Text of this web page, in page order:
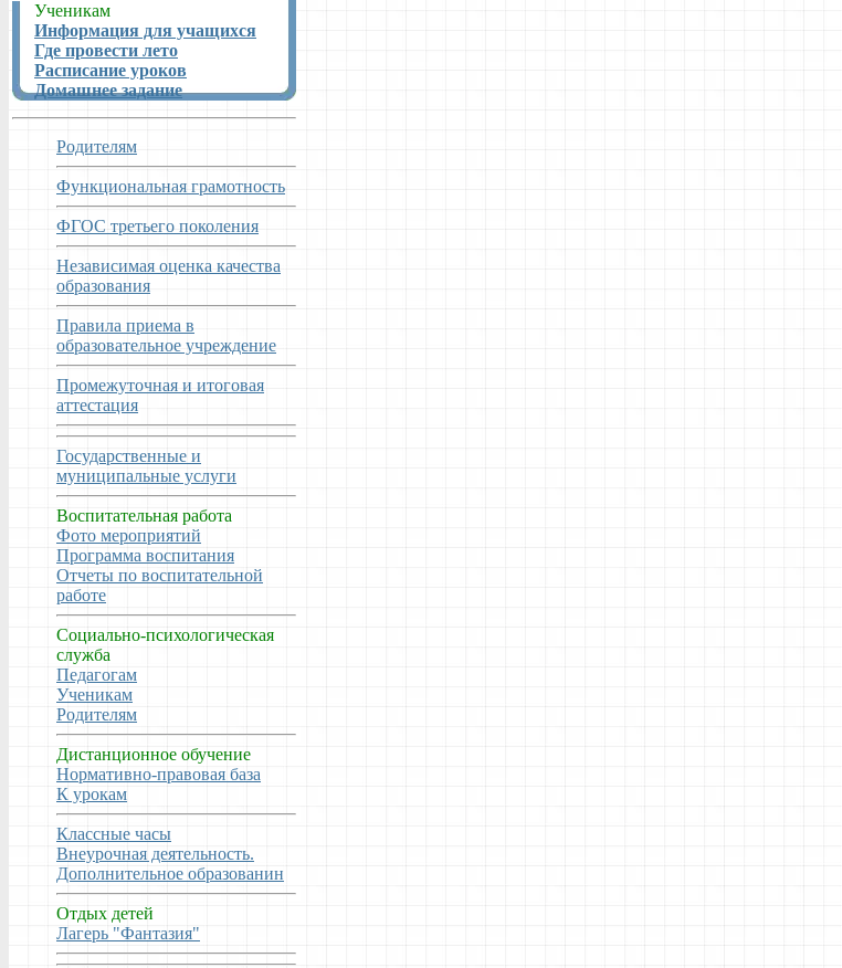
Ученикам
Информация для учащихся
Где провести лето
Расписание уроков
Домашнее задание
Родителям
Функциональная грамотность
ФГОС третьего поколения
Независимая оценка качества
образования
Правила приема в
образовательное учреждение
Промежуточная и итоговая
аттестация
Государственные и
муниципальные услуги
Воспитательная работа
Фото мероприятий
Программа воспитания
Отчеты по воспитательной
работе
Социально-психологическая
служба
Педагогам
Ученикам
Родителям
Дистанционное обучение
Нормативно-правовая база
К урокам
Классные часы
Внеурочная деятельность.
Дополнительное образованин
Отдых детей
Лагерь "Фантазия"